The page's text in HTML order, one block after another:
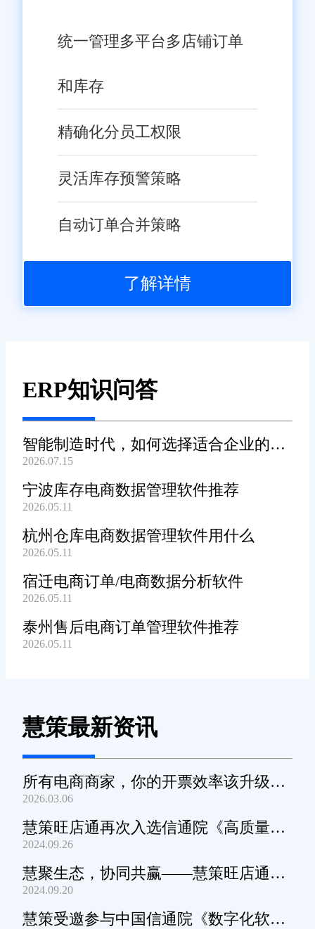
统一管理多平台多店铺订单
和库存
精确化分员工权限
灵活库存预警策略
自动订单合并策略
了解详情
ERP知识问答
智能制造时代，如何选择适合企业的
WMS系统?
2026.07.15
宁波库存电商数据管理软件推荐
2026.05.11
杭州仓库电商数据管理软件用什么
2026.05.11
宿迁电商订单/电商数据分析软件
2026.05.11
泰州售后电商订单管理软件推荐
2026.05.11
慧策最新资讯
所有电商商家，你的开票效率该升级
了！
2026.03.06
慧策旺店通再次入选信通院《高质量数
字化转型产品及服务全景图》
2024.09.26
慧聚生态，协同共赢——慧策旺店通生
态交流会深圳站圆满举办
2024.09.20
慧策受邀参与中国信通院《数字化软件